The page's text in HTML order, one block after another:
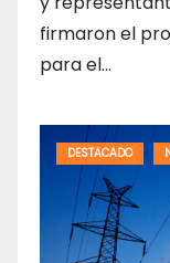
firmaron el
para el…
DESTACADO